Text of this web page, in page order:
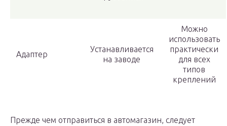
Адаптер
Устанавливается
на заводе
Можно
использовать
практически
для всех
типов
креплений
Прежде чем отправиться в автомагазин, следует